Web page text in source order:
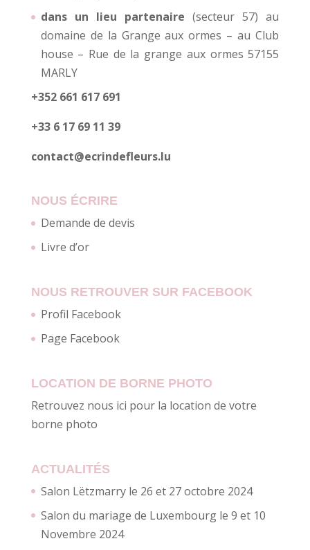
dans un lieu partenaire (secteur 57) au
domaine de la Grange aux ormes – au Club
house – Rue de la grange aux ormes 57155
MARLY
+352 661 617 691
+33 6 17 69 11 39
contact@ecrindefleurs.lu
NOUS ÉCRIRE
Demande de devis
Livre d’or
NOUS RETROUVER SUR FACEBOOK
Profil Facebook
Page Facebook
LOCATION DE BORNE PHOTO
Retrouvez nous ici pour la location de votre
borne photo
ACTUALITÉS
Salon Lëtzmarry le 26 et 27 octobre 2024
Salon du mariage de Luxembourg le 9 et 10
Novembre 2024